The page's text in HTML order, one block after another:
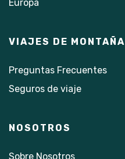
Europa
VIAJES DE MONTAÑA
Preguntas Frecuentes
Seguros de viaje
NOSOTROS
Sobre Nosotros